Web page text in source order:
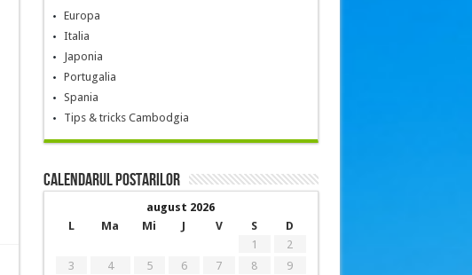
Europa
Italia
Japonia
Portugalia
Spania
Tips & tricks Cambodgia
Calendarul postarilor
august 2026
L
Ma Mi J V S D
1
2
3
4 5 6 7 8
9